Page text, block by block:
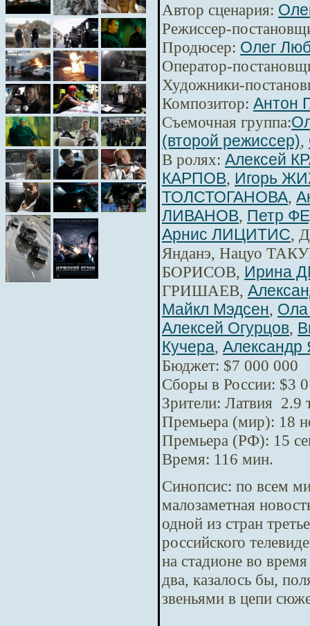
Автор сценария:
Режиссер-
Продюсер: Олег
Оператор-
Художники-
Композитор: Антон
Съемочная группа:
(второй режиссер),
В ролях: Алексей
КАРПОВ, Игорь
ТОЛСТОГАНОВА,
ЛИВАНОВ, Петр
Арнис ЛИЦИТИС,
Янданэ, Нацуо
БОРИСОВ, Ирина
ГРИШАЕВ,
Майкл Мэдсен, Ола
Алексей Огурцов,
Кучера, Александр
Бюджет: $7 000 000
Сборы в России: $3
Зрители: Латвия 2.9
Премьера (мир): 18
Премьера (РФ): 15
Время: 116 мин.
Синопсис: по всем
малозаметная
одной из стран
российского
на стадионе во
два, казалось бы,
звеньями в цепи